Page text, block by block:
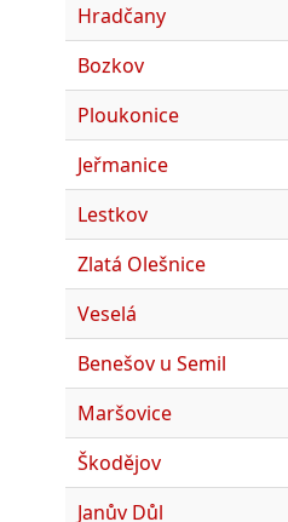
Hradčany
Bozkov
Ploukonice
Jeřmanice
Lestkov
Zlatá Olešnice
Veselá
Benešov u Semil
Maršovice
Škodějov
Janův Důl